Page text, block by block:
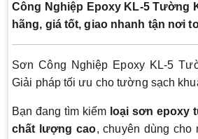
Công Nghiệp Epoxy KL-5 Tường
hãng, giá tốt, giao nhanh tận nơi
Sơn Công Nghiệp Epoxy KL-5
Giải pháp tối ưu cho tường sạch
Bạn đang tìm kiếm loại sơn epoxy
chất lượng cao, chuyên dùng cho